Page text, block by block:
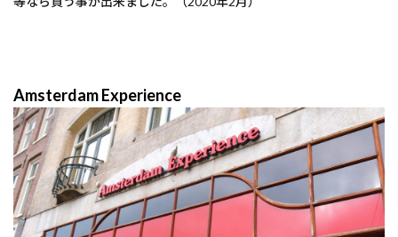
Amsterdam Experience